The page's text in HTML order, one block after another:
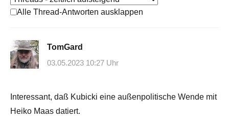
Alle Thread-Antworten ausklappen
TomGard
03.05.2023 10:27 Uhr
Interessant, daß Kubicki eine außenpolitische Wende mit
Heiko Maas datiert.